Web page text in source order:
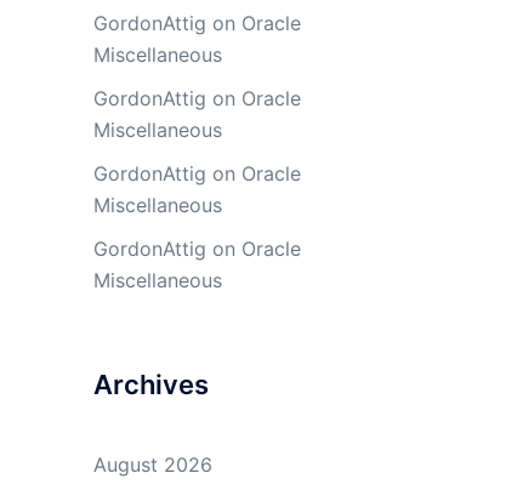
GordonAttig on Oracle
Miscellaneous
GordonAttig on Oracle
Miscellaneous
GordonAttig on Oracle
Miscellaneous
GordonAttig on Oracle
Miscellaneous
Archives
August 2026